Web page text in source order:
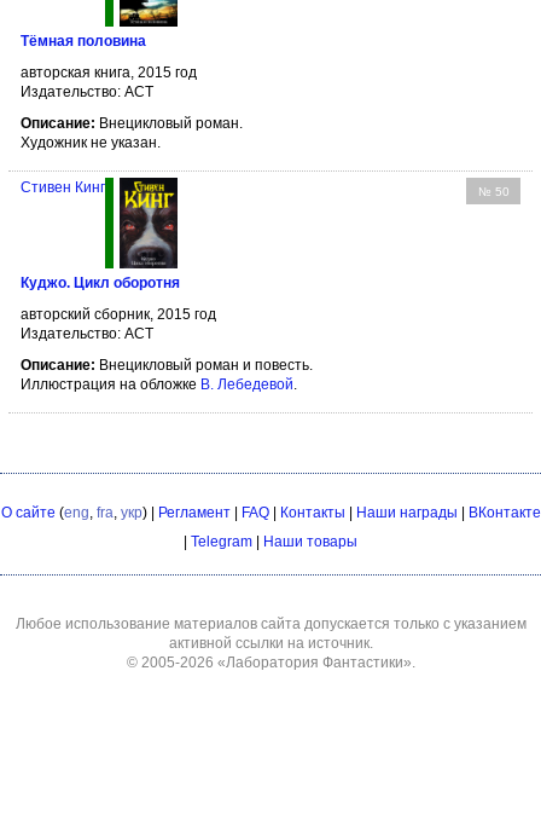
Тёмная половина
авторская книга, 2015 год
Издательство: АСТ
Описание: Внецикловый роман.
Художник не указан.
№ 50
Стивен Кинг
Куджо. Цикл оборотня
авторский сборник, 2015 год
Издательство: АСТ
Описание: Внецикловый роман и повесть.
Иллюстрация на обложке В. Лебедевой.
О сайте (eng, fra, укр) | Регламент| FAQ| Контакты | Наши награды | ВКонтакте
| Telegram | Наши товары
Любое использование материалов сайта допускается только с указанием
активной ссылки на источник.
© 2005-2026 «Лаборатория Фантастики».